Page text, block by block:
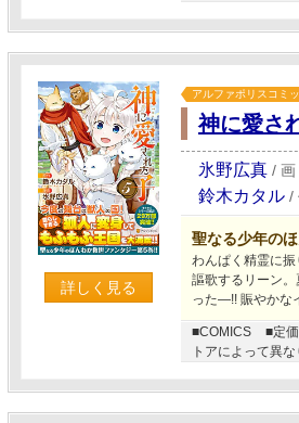
詳しく見る
アルファポリスコミ
神に愛さ
氷野広真 / 画
鈴木カタル /
聖なる少年の
わんぱく精霊に
謳歌するリーン
った―!! 賑やかな
■COMICS ■定
トアによって異な